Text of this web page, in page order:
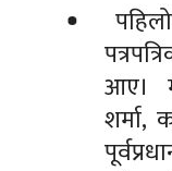
आए।
शर्मा,